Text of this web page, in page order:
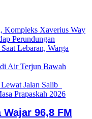
Kompleks Xaverius Way
Perundungan
Lebaran, Warga
Air Terjun Bawah
Jalan Salib
Prapaskah 2026
96,8 FM